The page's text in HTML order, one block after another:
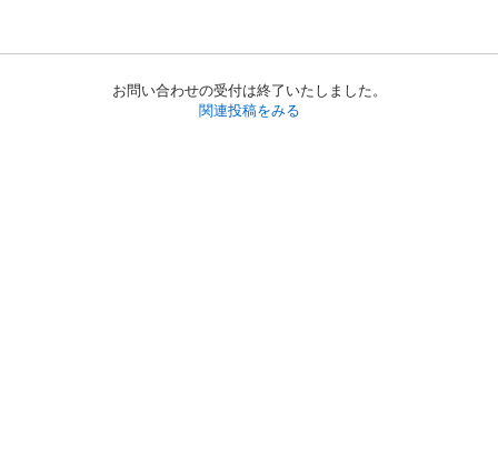
お問い合わせの受付は終了いたしました。
関連投稿をみる